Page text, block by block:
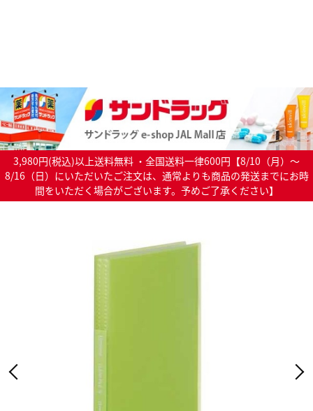
3,980円(税込)以上送料無料 ・全国送料一律600円【8/10（月）～
8/16（日）にいただいたご注文は、通常よりも商品の発送までにお時
間をいただく場合がございます。予めご了承ください】